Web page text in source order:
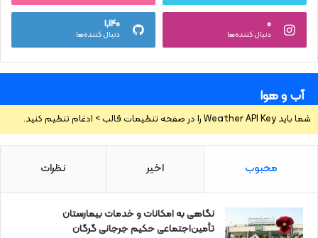
۰
دنبال کننده‌ها
۱,۱۴۰
دنبال کننده‌ها
آب و هوا
شما باید Weather API Key را در صفحه تنظیمات قالب > ادغام تنظیم کنید.
محبوب اخیر نظرات
نگاهی به امکانات و خدمات بیمارستان
تأمین‌اجتماعی حکیم جرجانی گرگان